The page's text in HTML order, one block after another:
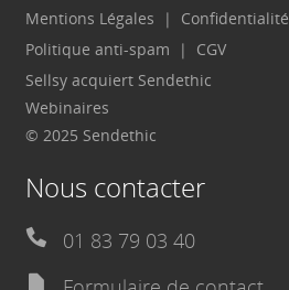
Mentions Légales
Confidentialité
Politique anti-spam
CGV
Sellsy acquiert Sendethic
Webinaires
© 2025 Sendethic
Nous contacter
01 83 79 03 40